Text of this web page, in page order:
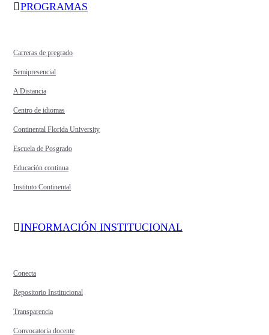
PROGRAMAS
Carreras de pregrado
Semipresencial
A Distancia
Centro de idiomas
Continental Florida University
Escuela de Posgrado
Educación continua
Instituto Continental
INFORMACIÓN INSTITUCIONAL
Conecta
Repositorio Institucional
Transparencia
Convocatoria docente